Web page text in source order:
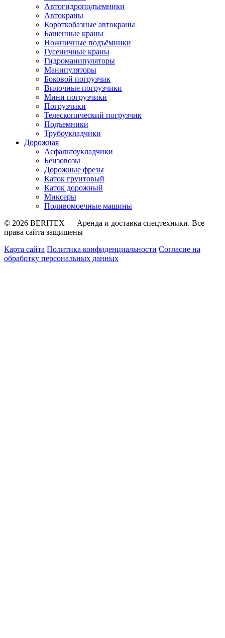
Автогидроподъемники
Автокраны
Короткобазные автокраны
Башенные краны
Ножничные подъёмники
Гусеничные краны
Гидроманипуляторы
Манипуляторы
Боковой погрузчик
Вилочные погрузчики
Мини погрузчики
Погрузчики
Телескопический погрузчик
Подъемники
Трубоукладчики
Дорожная
Асфальтоукладчики
Бензовозы
Дорожные фрезы
Каток грунтовый
Каток дорожный
Миксеры
Поливомоечные машины
© 2026 BERITEX — Аренда и доставка спецтехники. Все
права сайта защищены
Карта сайта Политика конфиденциальности Согласие на
обработку персональных данных